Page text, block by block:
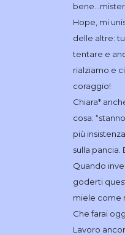
Hope, mi
delle altre:
tentare e
rialziamo e
coraggio!
Chiara*
cosa:
più
sulla pancia.
Quando
goderti
miele come
Che farai
Lavoro